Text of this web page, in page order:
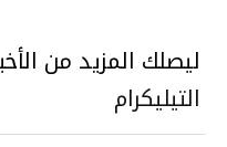
ليصلك المزيد من
التيليكرام